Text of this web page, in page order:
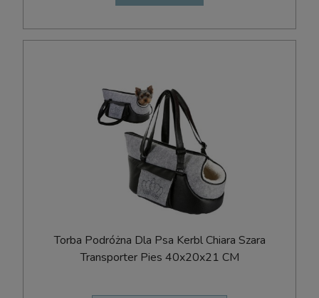
Torba Podróżna Dla Psa Kerbl Chiara Szara
Transporter Pies 40x20x21 CM